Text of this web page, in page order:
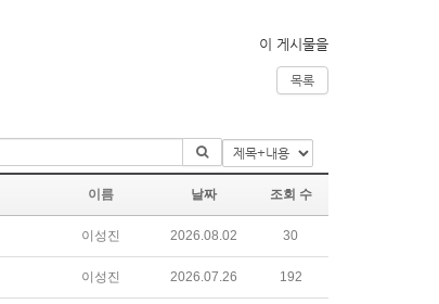
이 게시물을
목록
이름 날짜 조회 수
이성진 2026.08.02 30
이성진 2026.07.26 192